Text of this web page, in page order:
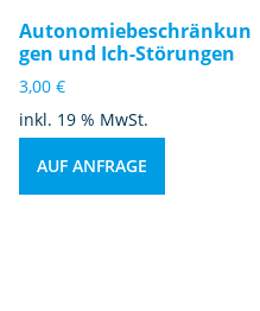
Autonomiebeschränkun
gen und Ich-Störungen
3,00 €
inkl. 19 % MwSt.
AUF ANFRAGE